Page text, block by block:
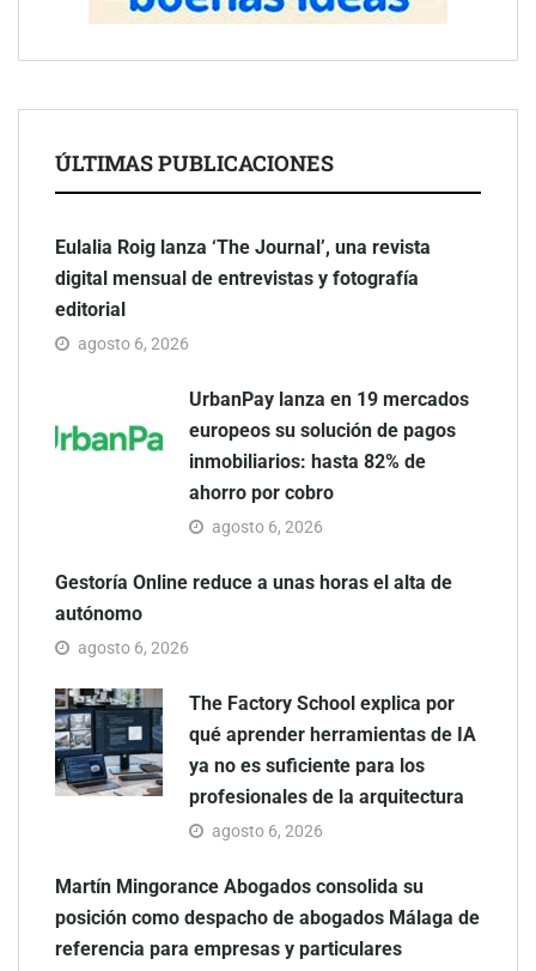
ÚLTIMAS PUBLICACIONES
Eulalia Roig lanza ‘The Journal’, una revista
digital mensual de entrevistas y fotografía
editorial
agosto 6, 2026
UrbanPay lanza en 19 mercados
europeos su solución de pagos
inmobiliarios: hasta 82% de
ahorro por cobro
agosto 6, 2026
Gestoría Online reduce a unas horas el alta de
autónomo
agosto 6, 2026
The Factory School explica por
qué aprender herramientas de IA
ya no es suficiente para los
profesionales de la arquitectura
agosto 6, 2026
Martín Mingorance Abogados consolida su
posición como despacho de abogados Málaga de
referencia para empresas y particulares